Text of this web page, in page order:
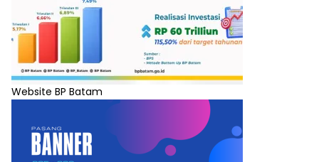
Website BP Batam